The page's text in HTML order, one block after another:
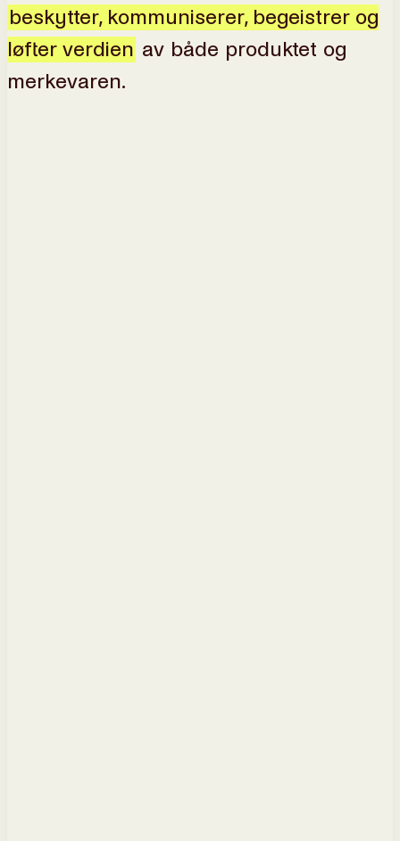
beskytter, kommuniserer, begeistrer og
løfter verdien av både produktet og
merkevaren.